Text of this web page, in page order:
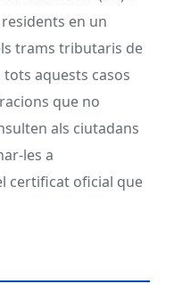
en un
trams tributaris de
tots aquests casos
que no
als ciutadans
les a
certificat oficial que